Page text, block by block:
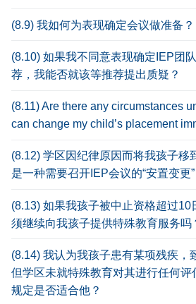
(8.9) 我如何为表现确定会议做准备？
(8.10) 如果我不同意表现确定IEP团
荐，我能否就该等推荐提出质疑？
(8.11) Are there any circumstances
can change my child’s placement
(8.12) 学区因纪律原因而将我孩子移
是一种需要召开IEP会议的“安置变更”
(8.13) 如果我孩子被中止资格超过
须继续向我孩子提供特殊教育服务吗
(8.14) 我认为我孩子患有某项残疾，
但学区未就特殊教育对其进行任何
规定是否适合他？